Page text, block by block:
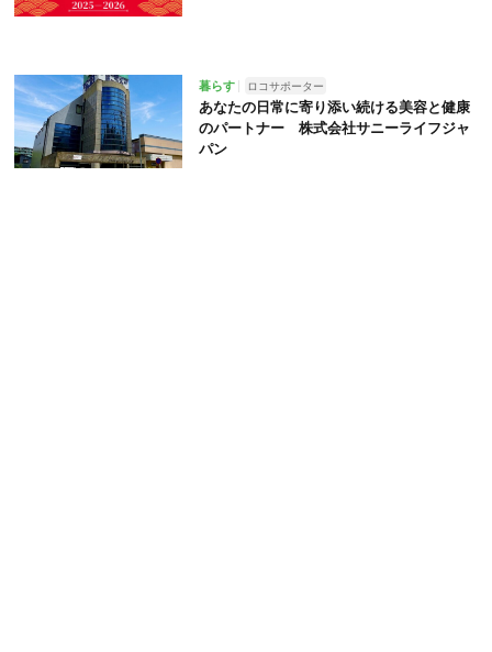
暮らす ロコサポーター
あなたの日常に寄り添い続ける美容と健康
のパートナー 株式会社サニーライフジャ
パン